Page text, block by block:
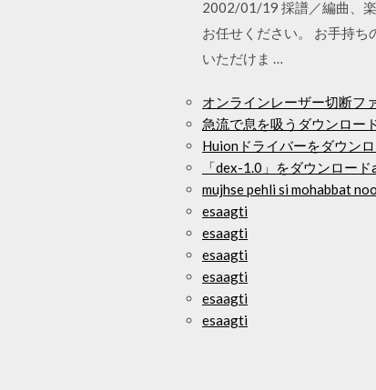
2002/01/19 採譜／編曲、
お任せください。 お手持
いただけま …
オンラインレーザー切断フ
急流で息を吸うダウンロー
Huionドライバーをダウン
「dex-1.0」をダウンロー
mujhse pehli si mohabbat
esaagti
esaagti
esaagti
esaagti
esaagti
esaagti